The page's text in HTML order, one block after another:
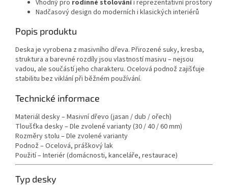
Vhodný pro rodinné stolováníi reprezentativní prostory
Nadčasový design do moderních i klasických interiérů
Popis produktu
Deska je vyrobena z masivního dřeva. Přirozené suky, kresba,
struktura a barevné rozdíly jsou vlastností masivu – nejsou
vadou, ale součástí jeho charakteru. Ocelová podnož zajišťuje
stabilitu bez viklání při běžném používání.
Technické informace
Materiál desky – Masivní dřevo (jasan / dub / ořech)
Tloušťka desky – Dle zvolené varianty (30 / 40 / 60 mm)
Rozměry stolu – Dle zvolené varianty
Podnož – Ocelová, práškový lak
Použití – Interiér (domácnosti, kanceláře, restaurace)
Typ desky